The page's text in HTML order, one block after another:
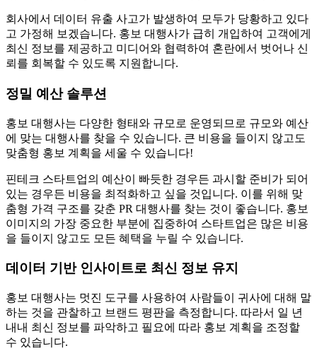
회사에서 데이터 유출 사고가 발생하여 모두가 당황하고 있다
고 가정해 보겠습니다. 홍보 대행사가 급히 개입하여 고객에게
최신 정보를 제공하고 미디어와 협력하여 혼란에서 벗어나 신
뢰를 회복할 수 있도록 지원합니다.
정밀 예산 솔루션
홍보 대행사는 다양한 형태와 규모로 운영되므로 규모와 예산
에 맞는 대행사를 찾을 수 있습니다. 큰 비용을 들이지 않고도
맞춤형 홍보 계획을 세울 수 있습니다!
핀테크 스타트업의 예산이 빠듯한 경우든 과시할 준비가 되어
있는 경우든 비용을 최적화하고 싶을 것입니다. 이를 위해 맞
춤형 가격 구조를 갖춘 PR 대행사를 찾는 것이 좋습니다. 홍보
이미지의 가장 중요한 부분에 집중하여 스타트업은 많은 비용
을 들이지 않고도 모든 혜택을 누릴 수 있습니다.
데이터 기반 인사이트로 최신 정보 유지
홍보 대행사는 멋진 도구를 사용하여 사람들이 귀사에 대해 말
하는 것을 관찰하고 브랜드 평판을 측정합니다. 따라서 일 년
내내 최신 정보를 파악하고 필요에 따라 홍보 계획을 조정할
수 있습니다.